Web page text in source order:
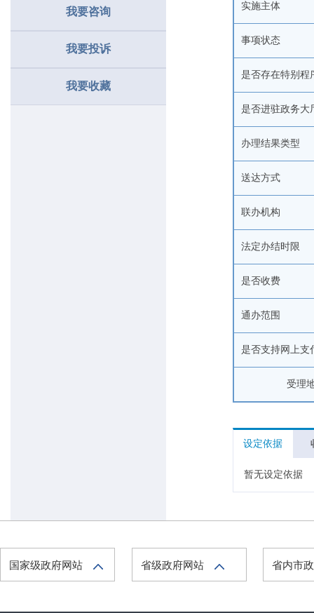
我要咨询
我要投诉
我要收藏
实施主体
事项状态
是否存在特别程
是否进驻政务大
办理结果类型
送达方式
联办机构
法定办结时限
是否收费
通办范围
是否支持网上支
受理
设定依据
暂无设定依据
国家级政府网站 省级政府网站 省内市